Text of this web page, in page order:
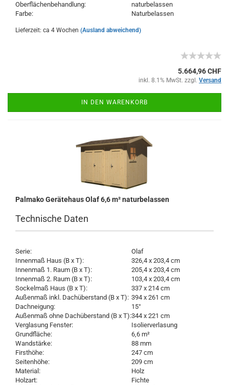
Oberflächenbehandlung:
naturbelassen
Farbe:
Naturbelassen
Lieferzeit: ca 4 Wochen (Ausland abweichend)
5.664,96 CHF
inkl. 8.1% MwSt. zzgl. Versand
IN DEN WARENKORB
Palmako Gerätehaus Olaf 6,6 m² naturbelassen
Technische Daten
Serie:
Olaf
Innenmaß Haus (B x T):
326,4 x 203,4 cm
Innenmaß 1. Raum (B x T):
205,4 x 203,4 cm
Innenmaß 2. Raum (B x T):
103,4 x 203,4 cm
Sockelmaß Haus (B x T):
337 x 214 cm
Außenmaß inkl. Dachüberstand (B x T): 394 x 261 cm
Dachneigung:
15°
Außenmaß ohne Dachüberstand (B x T):344 x 221 cm
Verglasung Fenster:
Isolierverlasung
Grundfläche:
6,6 m²
Wandstärke:
88 mm
Firsthöhe:
247 cm
Seitenhöhe:
209 cm
Material:
Holz
Holzart:
Fichte